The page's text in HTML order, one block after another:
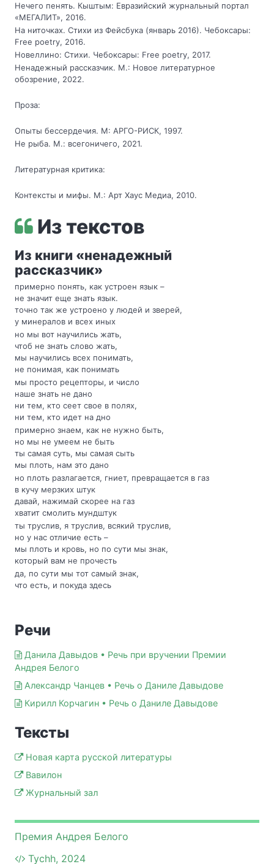
Нечего пенять. Кыштым: Евразийский журнальный портал
«МЕГАЛИТ», 2016.
На ниточках. Стихи из Фейсбука (январь 2016). Чебоксары:
Free poetry, 2016.
Новеллино: Стихи. Чебоксары: Free poetry, 2017.
Ненадежный рассказчик. М.: Новое литературное
обозрение, 2022.
Проза:
Опыты бессердечия. М: АРГО-РИСК, 1997.
Не рыба. М.: всегоничего, 2021.
Литературная критика:
Контексты и мифы. М.: Арт Хаус Медиа, 2010.
Из текстов
Из книги «ненадежный
рассказчик»
примерно понять, как устроен язык –
не значит еще знать язык.
точно так же устроено у людей и зверей,
у минералов и всех иных
но мы вот научились жать,
чтоб не знать слово жать,
мы научились всех понимать,
не понимая, как понимать
мы просто рецепторы, и число
наше знать не дано
ни тем, кто сеет свое в полях,
ни тем, кто идет на дно
примерно знаем, как не нужно быть,
но мы не умеем не быть
ты самая суть, мы самая сыть
мы плоть, нам это дано
но плоть разлагается, гниет, превращается в газ
в кучу мерзких штук
давай, нажимай скорее на газ
хватит смолить мундштук
ты труслив, я труслив, всякий труслив,
но у нас отличие есть –
мы плоть и кровь, но по сути мы знак,
который вам не прочесть
да, по сути мы тот самый знак,
что есть, и покуда здесь
Речи
Данила Давыдов • Речь при вручении Премии
Андрея Белого
Александр Чанцев • Речь о Даниле Давыдове
Кирилл Корчагин • Речь о Даниле Давыдове
Тексты
Новая карта русской литературы
Вавилон
Журнальный зал
Премия Андрея Белого
Tychh, 2024